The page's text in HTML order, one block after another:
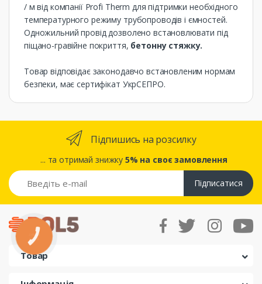
/ м від компанії Profi Therm для підтримки необхідного
температурного режиму трубопроводів і ємностей.
Одножильний провід дозволено встановлювати під
піщано-гравійне покриття, бетонну стяжку.
Товар відповідає законодавчо встановленим нормам
безпеки, має сертифікат УкрСЕПРО.
Підпишись на розсилку
... та отримай знижку 5% на своє замовлення
Підписатися
Товар
КНОПКА
ЗВ'ЯЗКУ